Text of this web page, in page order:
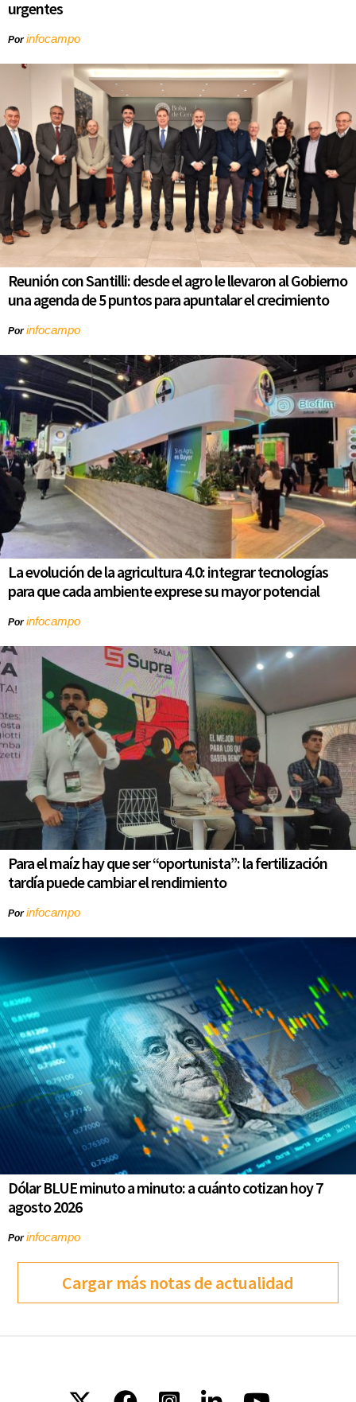
urgentes
Porinfocampo
Reunión con Santilli: desde el agro le llevaron al Gobierno
una agenda de 5 puntos para apuntalar el crecimiento
Porinfocampo
La evolución de la agricultura 4.0: integrar tecnologías
para que cada ambiente exprese su mayor potencial
Porinfocampo
Para el maíz hay que ser “oportunista”: la fertilización
tardía puede cambiar el rendimiento
Porinfocampo
Dólar BLUE minuto a minuto: a cuánto cotizan hoy 7
agosto 2026
Porinfocampo
Cargar más notas de actualidad